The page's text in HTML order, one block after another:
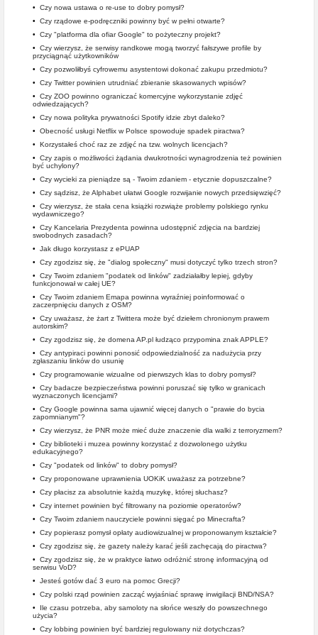
• Czy nowa ustawa o re-use to dobry pomysł?
• Czy rządowe e-podręczniki powinny być w pełni otwarte?
• Czy "platforma dla ofiar Google" to pożyteczny projekt?
• Czy wierzysz, że serwisy randkowe mogą tworzyć fałszywe profile by
przyciągnąć użytkowników
• Czy pozwoliłbyś cyfrowemu asystentowi dokonać zakupu przedmiotu?
• Czy Twitter powinien utrudniać zbieranie skasowanych wpisów?
• Czy ZOO powinno ograniczać komercyjne wykorzystanie zdjęć
odwiedzających?
• Czy nowa polityka prywatności Spotify idzie zbyt daleko?
• Obecność usługi Netflix w Polsce spowoduje spadek piractwa?
• Korzystałeś choć raz ze zdjęć na tzw. wolnych licencjach?
• Czy zapis o możliwości żądania dwukrotności wynagrodzenia też powinien
być uchylony?
• Czy wycieki za pieniądze są - Twoim zdaniem - etycznie dopuszczalne?
• Czy sądzisz, że Alphabet ułatwi Google rozwijanie nowych przedsięwzięć?
• Czy wierzysz, że stała cena książki rozwiąże problemy polskiego rynku
wydawniczego?
• Czy Kancelaria Prezydenta powinna udostępnić zdjęcia na bardziej
swobodnych zasadach?
• Jak długo korzystasz z ePUAP
• Czy zgodzisz się, że "dialog społeczny" musi dotyczyć tylko trzech stron?
• Czy Twoim zdaniem "podatek od linków" zadziałałby lepiej, gdyby
funkcjonował w całej UE?
• Czy Twoim zdaniem Emapa powinna wyraźniej poinformować o
zaczerpnięciu danych z OSM?
• Czy uważasz, że żart z Twittera może być dziełem chronionym prawem
autorskim?
• Czy zgodzisz się, że domena AP.pl łudząco przypomina znak APPLE?
• Czy antypiraci powinni ponosić odpowiedzialność za nadużycia przy
zgłaszaniu linków do usunię
• Czy programowanie wizualne od pierwszych klas to dobry pomysł?
• Czy badacze bezpieczeństwa powinni poruszać się tylko w granicach
wyznaczonych licencjami?
• Czy Google powinna sama ujawnić więcej danych o "prawie do bycia
zapomnianym"?
• Czy wierzysz, że PNR może mieć duże znaczenie dla walki z terroryzmem?
• Czy biblioteki i muzea powinny korzystać z dozwolonego użytku
edukacyjnego?
• Czy "podatek od linków" to dobry pomysł?
• Czy proponowane uprawnienia UOKiK uważasz za potrzebne?
• Czy płacisz za absolutnie każdą muzykę, której słuchasz?
• Czy internet powinien być filtrowany na poziomie operatorów?
• Czy Twoim zdaniem nauczyciele powinni sięgać po Minecrafta?
• Czy popierasz pomysł opłaty audiowizualnej w proponowanym kształcie?
• Czy zgodzisz się, że gazety należy karać jeśli zachęcają do piractwa?
• Czy zgodzisz się, że w praktyce łatwo odróżnić stronę informacyjną od
serwisu VoD?
• Jesteś gotów dać 3 euro na pomoc Grecji?
• Czy polski rząd powinien zacząć wyjaśniać sprawę inwigilacji BND/NSA?
• Ile czasu potrzeba, aby samoloty na słońce weszły do powszechnego
użycia?
• Czy lobbing powinien być bardziej regulowany niż dotychczas?